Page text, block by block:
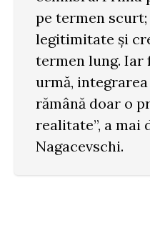
pe termen scurt;
legitimitate și
termen lung. Iar
urmă,
rămână doar o
realitate”, a mai
Nagacevschi.